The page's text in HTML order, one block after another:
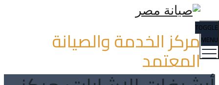
مركز الخدمة والصيانة
المعتمد
TOGGLE
MENU